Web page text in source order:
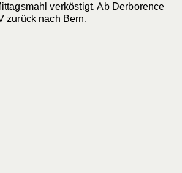
verköstigt. Ab Derborence
zurück nach Bern.